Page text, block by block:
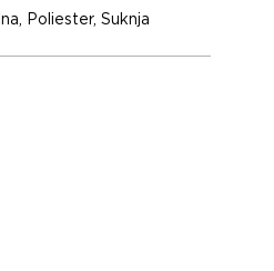
, Poliester, Suknja